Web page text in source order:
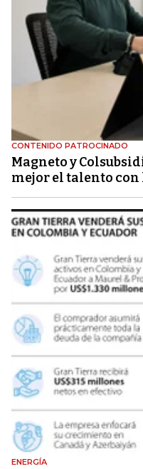
CONTENIDO PATROCINADO
Magneto y
mejor el talento
ENERGÍA